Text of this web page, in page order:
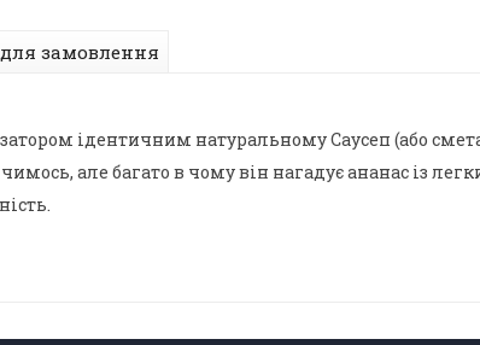
замовлення
ідентичним натуральному Саусеп (або
але багато в чому він нагадує ананас із